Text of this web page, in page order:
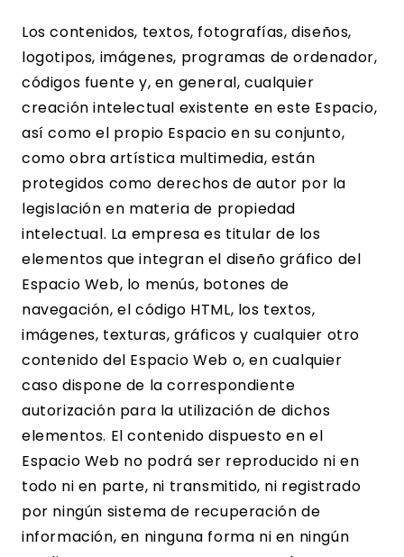
Los contenidos, textos, fotografías, diseños,
logotipos, imágenes, programas de ordenador,
códigos fuente y, en general, cualquier
creación intelectual existente en este Espacio,
así como el propio Espacio en su conjunto,
como obra artística multimedia, están
protegidos como derechos de autor por la
legislación en materia de propiedad
intelectual. La empresa es titular de los
elementos que integran el diseño gráfico del
Espacio Web, lo menús, botones de
navegación, el código HTML, los textos,
imágenes, texturas, gráficos y cualquier otro
contenido del Espacio Web o, en cualquier
caso dispone de la correspondiente
autorización para la utilización de dichos
elementos. El contenido dispuesto en el
Espacio Web no podrá ser reproducido ni en
todo ni en parte, ni transmitido, ni registrado
por ningún sistema de recuperación de
información, en ninguna forma ni en ningún